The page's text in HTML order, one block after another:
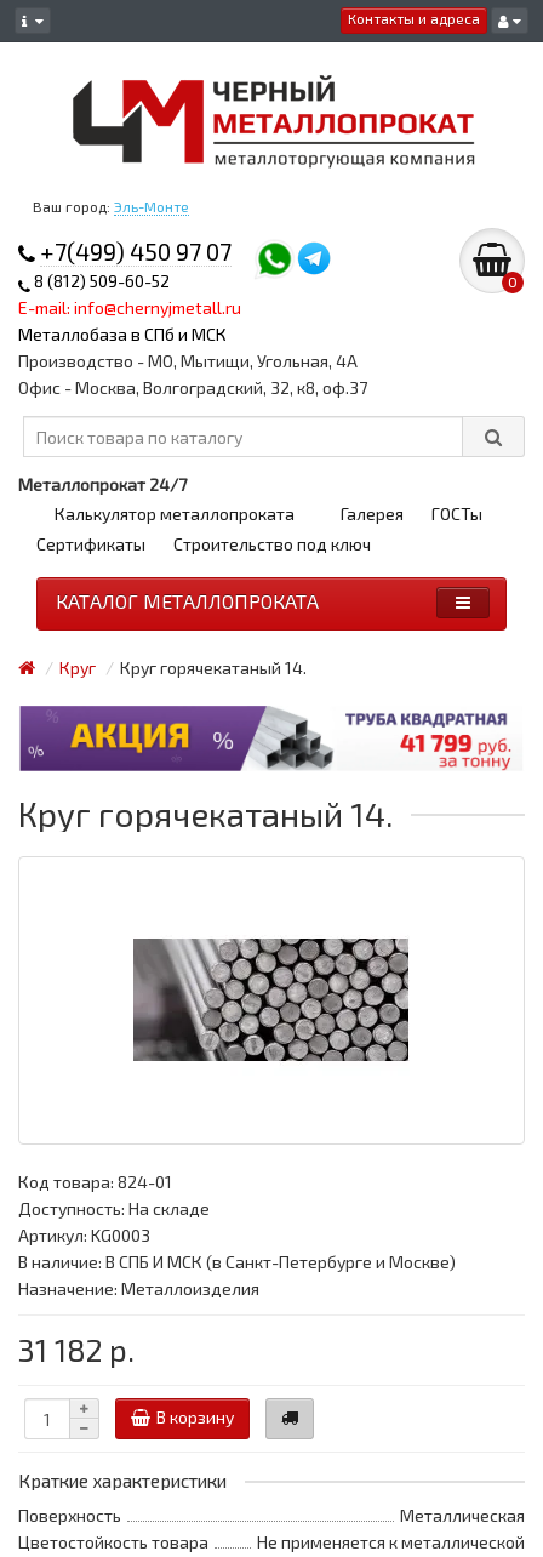
Контакты и адреса
Ваш город: Эль-Монте
+7(499) 450 97 07
8 (812) 509-60-52
E-mail: info@chernyjmetall.ru
Металлобаза в СПб и МСК
0
Производство - МО, Мытищи, Угольная, 4А
Офис - Москва, Волгоградский, 32, к8, оф.37
Металлопрокат 24/7
Калькулятор металлопроката
Галерея
ГОСТы
Сертификаты
Строительство под ключ
КАТАЛОГ МЕТАЛЛОПРОКАТА
Круг Круг горячекатаный 14.
Круг горячекатаный 14.
Код товара: 824-01
Доступность: На складе
Артикул: KG0003
В наличие: В СПБ И МСК (в Санкт-Петербурге и Москве)
Назначение: Металлоизделия
31 182 р.
В корзину
Краткие характеристики
Поверхность
Металлическая
Цветостойкость товара
Не применяется к металлической